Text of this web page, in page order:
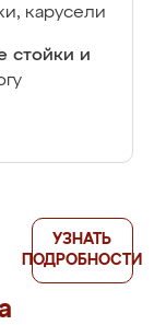
карусели
стойки и
УЗНАТЬ
ПОДРОБНОСТИ